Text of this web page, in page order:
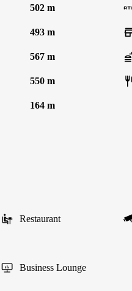
502 m
493 m
567 m
550 m
164 m
Restaurant
Business Lounge